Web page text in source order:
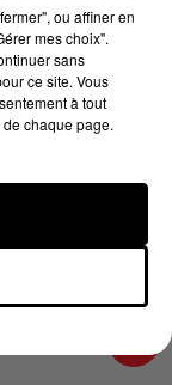
06/2023 À
ou affiner en
mes choix".
sans
ce site. Vous
à tout
chaque page.